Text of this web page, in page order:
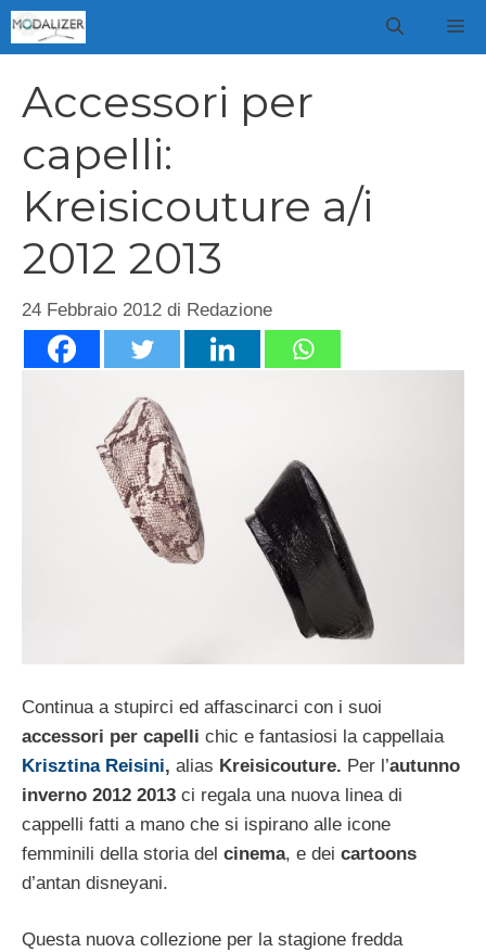
Vai
al
Accessori per
capelli:
Kreisicouture a/i
2012 2013
24 Febbraio 2012 di Redazione
Continua a stupirci ed affascinarci con i suoi
accessori per capelli chic e fantasiosi la cappellaia
Krisztina Reisini, alias Kreisicouture. Per l’autunno
inverno 2012 2013 ci regala una nuova linea di
cappelli fatti a mano che si ispirano alle icone
femminili della storia del cinema, e dei cartoons
d’antan disneyani.
Questa nuova collezione per la stagione fredda